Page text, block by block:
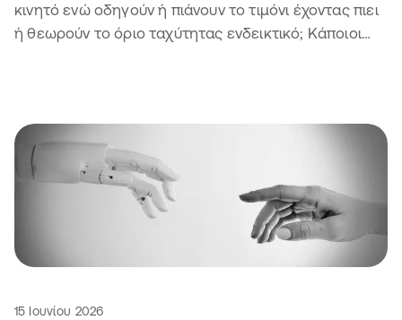
κινητό ενώ οδηγούν ή πιάνουν το τιμόνι έχοντας πιει
ή θεωρούν το όριο ταχύτητας ενδεικτικό; Κάποιοι
15 Ιουνίου 2026